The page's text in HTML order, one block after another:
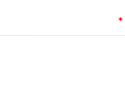
*